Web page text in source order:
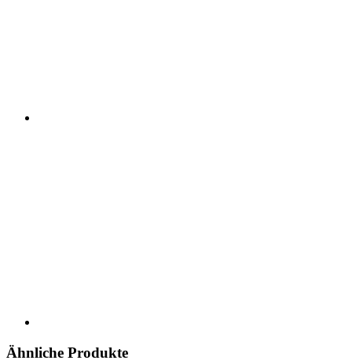
Ähnliche Produkte